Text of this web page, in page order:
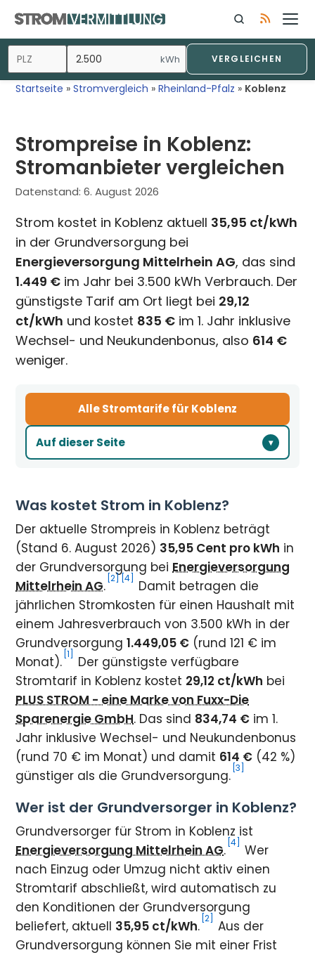
Inhalt
springen
kWh VERGLEICHEN
Startseite »Stromvergleich »Rheinland-Pfalz » Koblenz
Strompreise in Koblenz:
Stromanbieter vergleichen
Datenstand:6. August 2026
Strom kostet in Koblenz aktuell 35,95 ct/kWh
in der Grundversorgung bei
Energieversorgung Mittelrhein AG, das sind
1.449 € im Jahr bei 3.500 kWh Verbrauch. Der
günstigste Tarif am Ort liegt bei 29,12
ct/kWh und kostet 835 € im 1. Jahr inklusive
Wechsel- und Neukundenbonus, also 614 €
weniger.
Auf dieser Seite
Alle Stromtarife für Koblenz
Was kostet Strom in Koblenz?
Der aktuelle Strompreis in Koblenz beträgt
(Stand 6. August 2026) 35,95 Cent pro kWh in
der Grundversorgung beiEnergieversorgung
Mittelrhein AG. [2][4]
Damit betragen die
jährlichen Stromkosten für einen Haushalt mit
einem Jahresverbrauch von 3.500 kWh in der
Grundversorgung1.449,05 € (rund 121 € im
Monat). [1]
Der günstigste verfügbare
Stromtarif in Koblenz kostet 29,12 ct/kWh bei
PLUS STROM - eine Marke von Fuxx-Die
Sparenergie GmbH. Das sind 834,74 € im 1.
Jahr inklusive Wechsel- und Neukundenbonus
(rund 70 € im Monat) und damit 614 € (42 %)
günstiger als die Grundversorgung. [3]
Wer ist der Grundversorger in Koblenz?
Grundversorger für Strom in Koblenz ist
Energieversorgung Mittelrhein AG. [4]
Wer
nach Einzug oder Umzug nicht aktiv einen
Stromtarif abschließt, wird automatisch zu
den Konditionen der Grundversorgung
beliefert, aktuell 35,95 ct/kWh. [2]
Aus der
Grundversorgung können Sie mit einer Frist